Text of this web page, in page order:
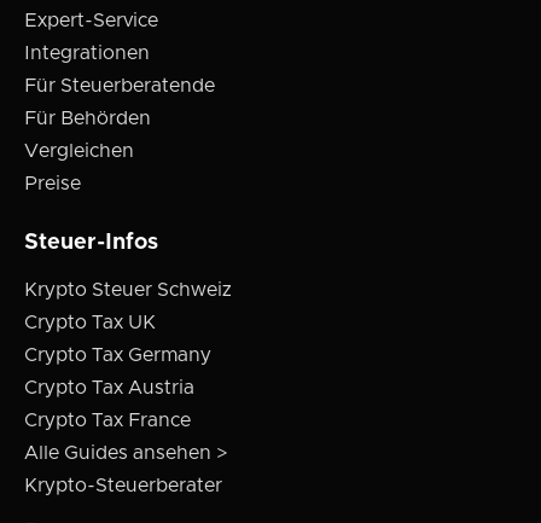
Expert-Service
Integrationen
Für Steuerberatende
Für Behörden
Vergleichen
Preise
Steuer-Infos
Krypto Steuer Schweiz
Crypto Tax UK
Crypto Tax Germany
Crypto Tax Austria
Crypto Tax France
Alle Guides ansehen >
Krypto-Steuerberater